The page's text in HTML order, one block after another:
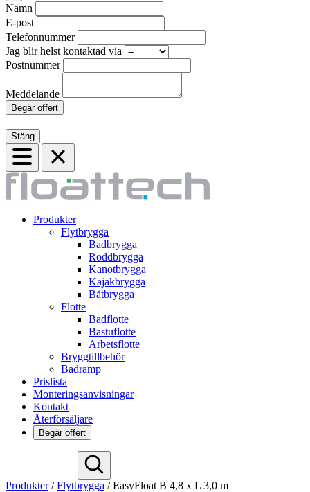
Namn
E-post
Telefonnummer
Jag blir helst kontaktad via
Postnummer
Meddelande
Begär offert
Stäng
Produkter
Flytbrygga
Badbrygga
Roddbrygga
Kanotbrygga
Kajakbrygga
Båtbrygga
Flotte
Badflotte
Bastuflotte
Arbetsflotte
Bryggtillbehör
Badramp
Prislista
Monteringsanvisningar
Kontakt
Återförsäljare
Begär offert
Deutsch
Produkter /Flytbrygga /EasyFloat B 4,8 x L 3,0 m